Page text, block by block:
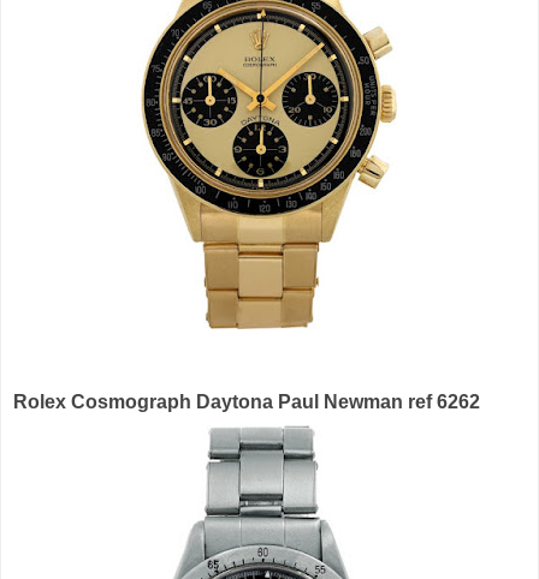
Rolex Cosmograph Daytona Paul Newman ref 6262